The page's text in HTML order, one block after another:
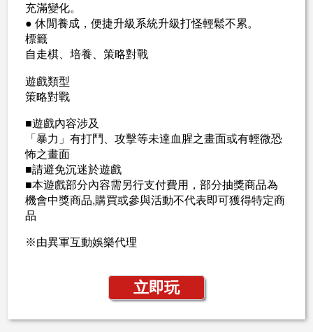
充滿變化。
● 休閒養成，便捷升級系統升級打怪輕鬆不累。
標籤
自走棋、培養、策略對戰
遊戲類型
策略對戰
■遊戲內容涉及
「暴力」有打鬥、攻擊等未達血腥之畫面或有輕微恐
怖之畫面
■請避免沉迷於遊戲
■本遊戲部分內容需另行支付費用，部分抽獎商品為
機會中獎商品,購買或參與活動不代表即可獲得特定商
品
※由異軍互動娛樂代理
立即玩